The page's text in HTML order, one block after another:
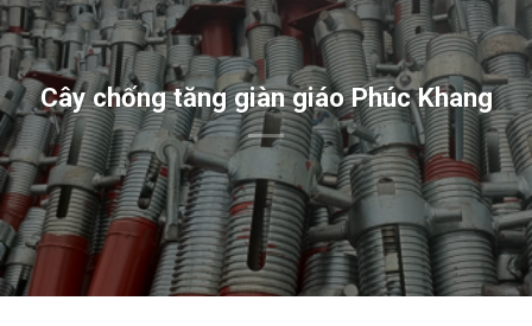
Cây chống tăng giàn giáo Phúc Khang